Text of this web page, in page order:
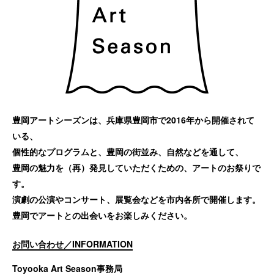
豊岡アートシーズンは、兵庫県豊岡市で2016年から開催されて
いる、
個性的なプログラムと、豊岡の街並み、自然などを通して、
豊岡の魅力を（再）発見していただくための、アートのお祭りで
す。
演劇の公演やコンサート、展覧会などを市内各所で開催します。
豊岡でアートとの出会いをお楽しみください。
お問い合わせ／INFORMATION
Toyooka Art Season事務局